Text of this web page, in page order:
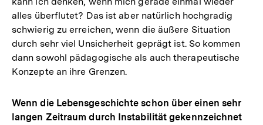
alles überflutet? Das ist aber natürlich hochgradig
schwierig zu erreichen, wenn die äußere Situation
durch sehr viel Unsicherheit geprägt ist. So kommen
dann sowohl pädagogische als auch therapeutische
Konzepte an ihre Grenzen.
Wenn die Lebensgeschichte schon über einen sehr
langen Zeitraum durch Instabilität gekennzeichnet